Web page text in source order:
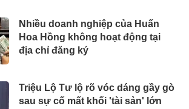
Nhiều doanh nghiệp của Huấn
Hoa Hồng không hoạt động tại
địa chỉ đăng ký
Triệu Lộ Tư lộ rõ vóc dáng gầy gò
sau sự cố mất khối 'tài sản' lớn